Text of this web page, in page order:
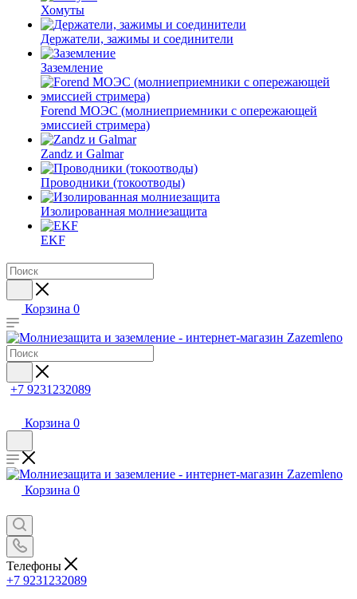
Хомуты
Держатели, зажимы и соединители
Заземление
Forend МОЭС (молниеприемники с опережающей
эмиссией стримера)
Zandz и Galmar
Проводники (токоотводы)
Изолированная молниезащита
EKF
Корзина 0
+7 9231232089
Корзина 0
Корзина 0
Телефоны
+7 9231232089